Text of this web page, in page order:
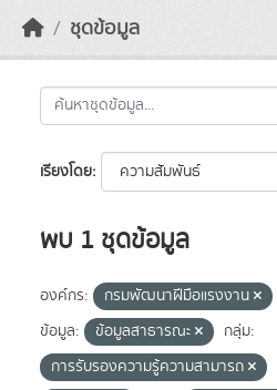
ชุดข้อมูล
เรียงโดย
พบ 1 ชุดข้อมูล
องค์กร: กรมพัฒนาฝีมือแรงงาน
ข้อมูล:
ข้อมูลสาธารณะ
กลุ่ม:
การรับรองความรู้ความสามารถ